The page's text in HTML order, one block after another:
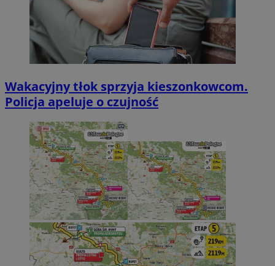
Wakacyjny tłok sprzyja kieszonkowcom.
Policja apeluje o czujność